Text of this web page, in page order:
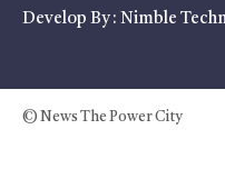
Develop By : Nimble
© News The Power City